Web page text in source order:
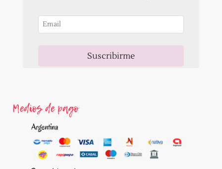
Suscribirme
Medios de pago